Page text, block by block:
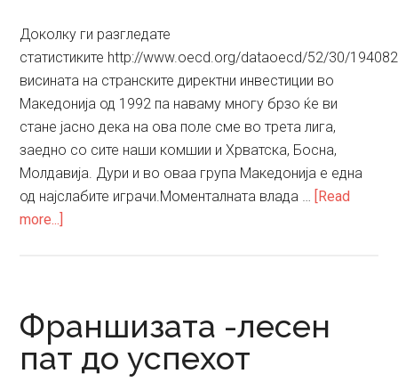
Доколку ги разгледате
статистиките http://www.oecd.org/dataoecd/52/30/
висината на странските директни инвестиции во
Македонија од 1992 па наваму многу брзо ќе ви
стане јасно дека на ова поле сме во трета лига,
заедно со сите наши комшии и Хрватска, Босна,
Молдавија. Дури и во оваа група Македонија е една
од најслабите играчи.Моменталната влада … [Read
more...]
не
ни
Франшизата -лесен
пат до успехот